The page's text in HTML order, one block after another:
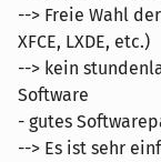
--> Freie Wahl
XFCE, LXDE, etc.)
--> kein
Software
- gutes
--> Es ist sehr